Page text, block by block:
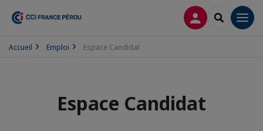
CONNEXION
Accueil Emploi Espace Candidat
Espace Candidat